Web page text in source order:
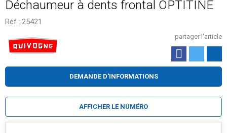
Déchaumeur à dents frontal OPTITINE
Réf : 25421
partager l'article
DEMANDE D'INFORMATIONS
AFFICHER LE NUMÉRO